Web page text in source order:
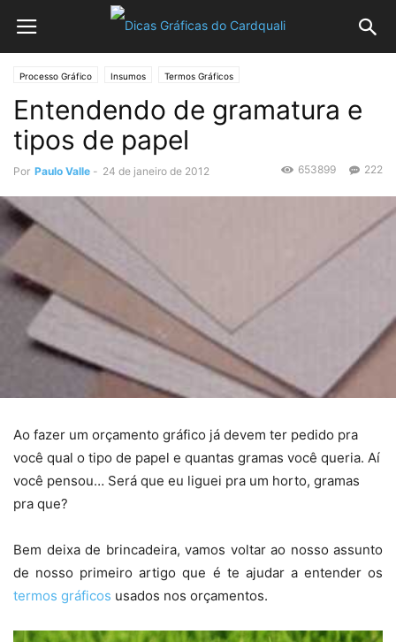
Processo Gráfico Insumos Termos Gráficos
Entendendo de gramatura e
tipos de papel
Por Paulo Valle - 24 de janeiro de 2012 222
653899
Ao fazer um orçamento gráfico já devem ter pedido pra
você qual o tipo de papel e quantas gramas você queria. Aí
você pensou… Será que eu liguei pra um horto, gramas
pra que?
Bem deixa de brincadeira, vamos voltar ao nosso assunto
de nosso primeiro artigo que é te ajudar a entender os
termos gráficos usados nos orçamentos.